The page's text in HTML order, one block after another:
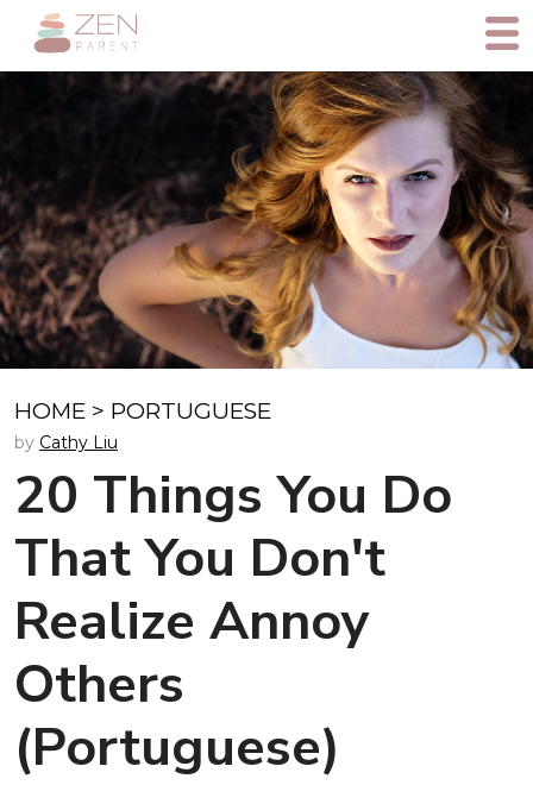
HOME > PORTUGUESE
by Cathy Liu
20 Things You Do
That You Don't
Realize Annoy
Others
(Portuguese)